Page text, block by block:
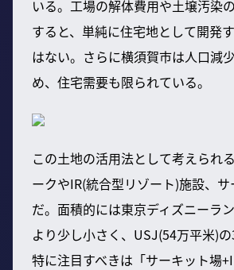
いる。工場の解体費用や土壌汚染
すると、単純に住宅地として開発
はない。さらに横須賀市は人口減
め、住宅需要も限られている。
この土地の活用法として考えられ
ークやIR(統合型リゾート)施設、
だ。面積的には東京ディズニーラ
より少し小さく、USJ(54万平米)の
特に注目すべきは「サーキット場